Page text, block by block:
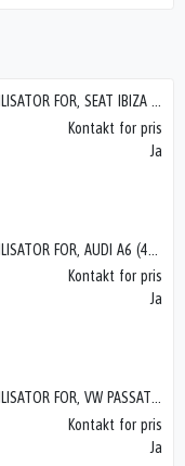
KRÆNGN. STABILISATOR FOR, SEAT IBIZA 6L (02-08)
Kontakt for pris
Ja
Kontakt for pris
Ja
KRÆNGN. STABILISATOR FOR, VW PASSAT 3B (01-04)
Kontakt for pris
Ja